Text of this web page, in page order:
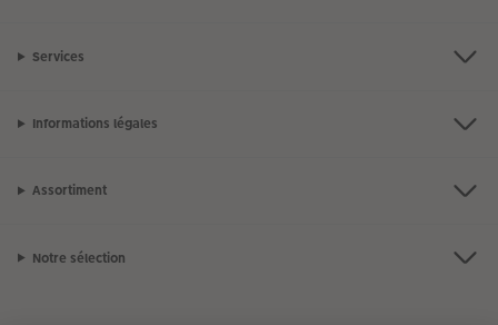
Services
Informations légales
Assortiment
Notre sélection